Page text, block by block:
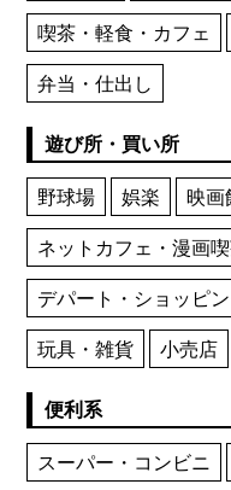
喫茶・軽食・カフェ
弁当・仕出し
遊び所・買い所
野球場
娯楽 映画
ネットカフェ・漫画
デパート・ショッピ
玩具・雑貨
小売店
便利系
スーパー・コンビニ